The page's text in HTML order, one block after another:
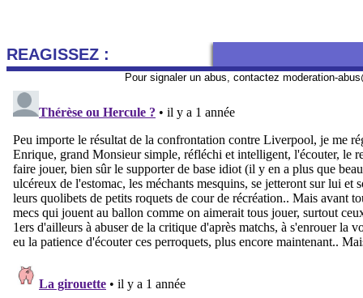
REAGISSEZ :
Pour signaler un abus, contactez moderation-